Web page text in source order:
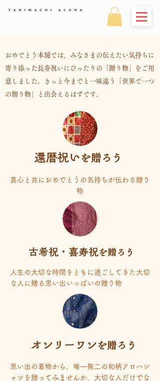
おめでとう本舗では、みなさまの伝えたい気持ちに
寄り添った長寿祝いにぴったりの「贈り物」をご用
意しました。きっと今までと一味違う「世界で一つ
の贈り物」と出会えるはずです。
還暦祝いを贈ろう
真心と共におめでとうの気持ちが伝わる贈り
物
古希祝・喜寿祝を贈ろう
人生の大切な時間をともに過ごしてきた大切
な人に贈る思い出いっぱいの贈り物
オンリーワン を贈ろう
​思い出の 着物から、唯一無二の和柄アロハシ
ャツを贈ってみませんか。大切な人だけでな